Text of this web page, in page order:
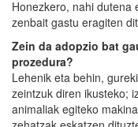
Honezkero, nahi dutena
zenbait gastu eragiten
Zein da adopzio bat
prozedura?
Lehenik eta behin,
zeintzuk diren ikusteko;
animaliak egiteko